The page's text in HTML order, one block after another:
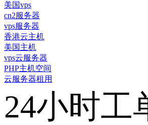
美国vps
cn2服务器
vps服务器
香港云主机
美国主机
vps云服务器
PHP主机空间
云服务器租用
24小时工